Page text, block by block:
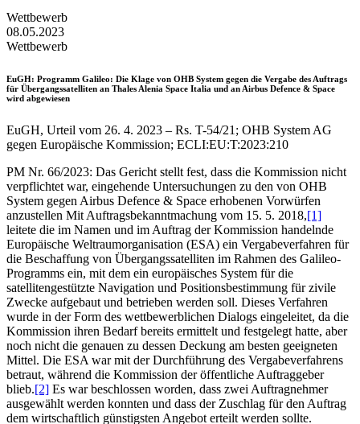
Wettbewerb
08.05.2023
Wettbewerb
EuGH: Programm Galileo: Die Klage von OHB System gegen die Vergabe des Auftrags
für Übergangssatelliten an Thales Alenia Space Italia und an Airbus Defence & Space
wird abgewiesen
EuGH, Urteil vom 26. 4. 2023 – Rs. T-54/21; OHB System AG
gegen Europäische Kommission; ECLI:EU:T:2023:210
PM Nr. 66/2023: Das Gericht stellt fest, dass die Kommission nicht
verpflichtet war, eingehende Untersuchungen zu den von OHB
System gegen Airbus Defence & Space erhobenen Vorwürfen
anzustellen Mit Auftragsbekanntmachung vom 15. 5. 2018,[1]
leitete die im Namen und im Auftrag der Kommission handelnde
Europäische Weltraumorganisation (ESA) ein Vergabeverfahren für
die Beschaffung von Übergangssatelliten im Rahmen des Galileo-
Programms ein, mit dem ein europäisches System für die
satellitengestützte Navigation und Positionsbestimmung für zivile
Zwecke aufgebaut und betrieben werden soll. Dieses Verfahren
wurde in der Form des wettbewerblichen Dialogs eingeleitet, da die
Kommission ihren Bedarf bereits ermittelt und festgelegt hatte, aber
noch nicht die genauen zu dessen Deckung am besten geeigneten
Mittel. Die ESA war mit der Durchführung des Vergabeverfahrens
betraut, während die Kommission der öffentliche Auftraggeber
blieb.[2] Es war beschlossen worden, dass zwei Auftragnehmer
ausgewählt werden konnten und dass der Zuschlag für den Auftrag
dem wirtschaftlich günstigsten Angebot erteilt werden sollte.